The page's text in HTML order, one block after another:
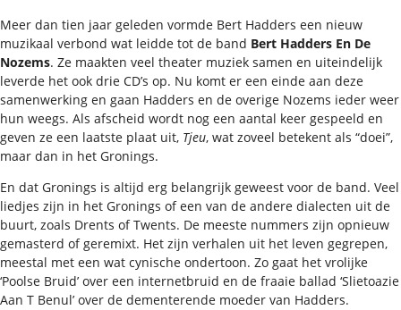
Meer dan tien jaar geleden vormde Bert Hadders een nieuw
muzikaal verbond wat leidde tot de band Bert Hadders En De
Nozems. Ze maakten veel theater muziek samen en uiteindelijk
leverde het ook drie CD’s op. Nu komt er een einde aan deze
samenwerking en gaan Hadders en de overige Nozems ieder weer
hun weegs. Als afscheid wordt nog een aantal keer gespeeld en
geven ze een laatste plaat uit, Tjeu, wat zoveel betekent als “doei”,
maar dan in het Gronings.
En dat Gronings is altijd erg belangrijk geweest voor de band. Veel
liedjes zijn in het Gronings of een van de andere dialecten uit de
buurt, zoals Drents of Twents. De meeste nummers zijn opnieuw
gemasterd of geremixt. Het zijn verhalen uit het leven gegrepen,
meestal met een wat cynische ondertoon. Zo gaat het vrolijke
‘Poolse Bruid’ over een internetbruid en de fraaie ballad ‘Slietoazie
Aan T Benul’ over de dementerende moeder van Hadders.